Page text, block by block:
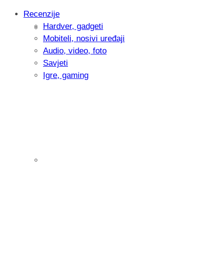
Intervju: Goran Jović, fotograf -
Recenzije
Hardver, gadgeti
Mobiteli, nosivi uređaji
Audio, video, foto
Savjeti
Igre, gaming